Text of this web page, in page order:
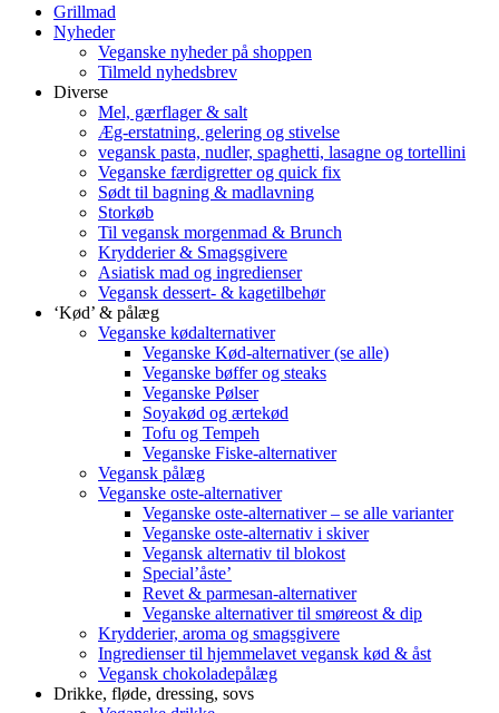
Grillmad
Nyheder
Veganske nyheder på shoppen
Tilmeld nyhedsbrev
Diverse
Mel, gærflager & salt
Æg-erstatning, gelering og stivelse
vegansk pasta, nudler, spaghetti, lasagne og tortellini
Veganske færdigretter og quick fix
Sødt til bagning & madlavning
Storkøb
Til vegansk morgenmad & Brunch
Krydderier & Smagsgivere
Asiatisk mad og ingredienser
Vegansk dessert- & kagetilbehør
‘Kød’ & pålæg
Veganske kødalternativer
Veganske Kød-alternativer (se alle)
Veganske bøffer og steaks
Veganske Pølser
Soyakød og ærtekød
Tofu og Tempeh
Veganske Fiske-alternativer
Vegansk pålæg
Veganske oste-alternativer
Veganske oste-alternativer – se alle varianter
Veganske oste-alternativ i skiver
Vegansk alternativ til blokost
Special’åste’
Revet & parmesan-alternativer
Veganske alternativer til smøreost & dip
Krydderier, aroma og smagsgivere
Ingredienser til hjemmelavet vegansk kød & åst
Vegansk chokoladepålæg
Drikke, fløde, dressing, sovs